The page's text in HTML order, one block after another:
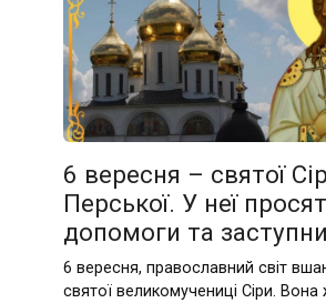
6 вересня – святої
Перської. У неї
допомоги та
6 вересня, православний світ
святої великомучениці Сіри. Вона